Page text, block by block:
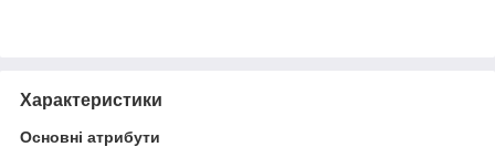
Характеристики
Основні атрибути